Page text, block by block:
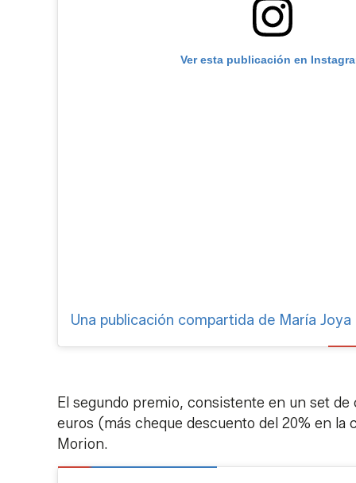
Ver esta publicación en
Una publicación compartida de María
El segundo premio, consistente en un set
euros (más cheque descuento del 20% en
Morion.